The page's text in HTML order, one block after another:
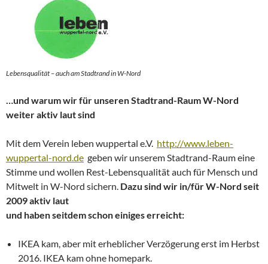
Lebensqualität – auch am Stadtrand in W-Nord
…und warum wir für unseren Stadtrand-Raum W-Nord
weiter aktiv laut sind
Mit dem Verein leben wuppertal e.V. http://www.leben-
wuppertal-nord.de geben wir unserem Stadtrand-Raum eine
Stimme und wollen Rest-Lebensqualität auch für Mensch und
Mitwelt in W-Nord sichern. Dazu sind wir in/für W-Nord seit
2009 aktiv laut
und haben seitdem schon einiges erreicht:
IKEA kam, aber mit erheblicher Verzögerung erst im Herbst
2016. IKEA kam ohne homepark.